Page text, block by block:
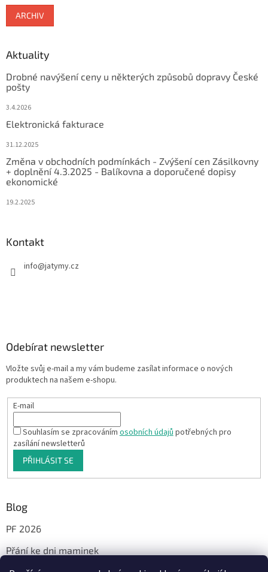
ARCHIV
Aktuality
Drobné navýšení ceny u některých způsobů dopravy České
pošty
3.4.2026
Elektronická fakturace
31.12.2025
Změna v obchodních podmínkách - Zvýšení cen Zásilkovny
+ doplnění 4.3.2025 - Balíkovna a doporučené dopisy
ekonomické
19.2.2025
Kontakt
info@jatymy.cz
Odebírat newsletter
Vložte svůj e-mail a my vám budeme zasílat informace o nových
produktech na našem e-shopu.
E-mail
Souhlasím se zpracovánímosobních údajůpotřebných pro
zasílání newsletterů
PŘIHLÁSIT SE
Blog
PF 2026
Přání ke dni maminek